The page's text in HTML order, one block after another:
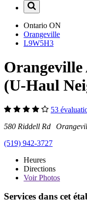
Ontario ON
Orangeville
L9W5H3
(U-Haul
53
580 Riddell Rd
(519) 942-3727
Heures
Directions
VoirPhotos
Services dans cet